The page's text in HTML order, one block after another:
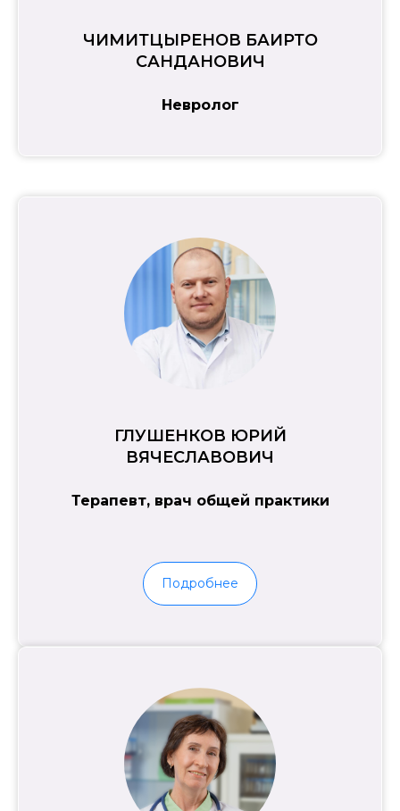
ЧИМИТЦЫРЕНОВ БАИРТО
САНДАНОВИЧ
Невролог
ГЛУШЕНКОВ ЮРИЙ
ВЯЧЕСЛАВОВИЧ
Терапевт, врач общей практики
Подробнее